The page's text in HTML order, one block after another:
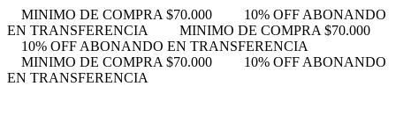
MINIMO DE COMPRA $70.000
10% OFF ABONANDO
EN TRANSFERENCIA
MINIMO DE COMPRA $70.000
10% OFF ABONANDO EN TRANSFERENCIA
MINIMO DE COMPRA $70.000
10% OFF ABONANDO
EN TRANSFERENCIA